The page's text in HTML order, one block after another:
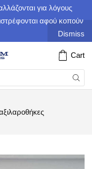
για λόγους
αφού κοπούν
Dismiss
Cart